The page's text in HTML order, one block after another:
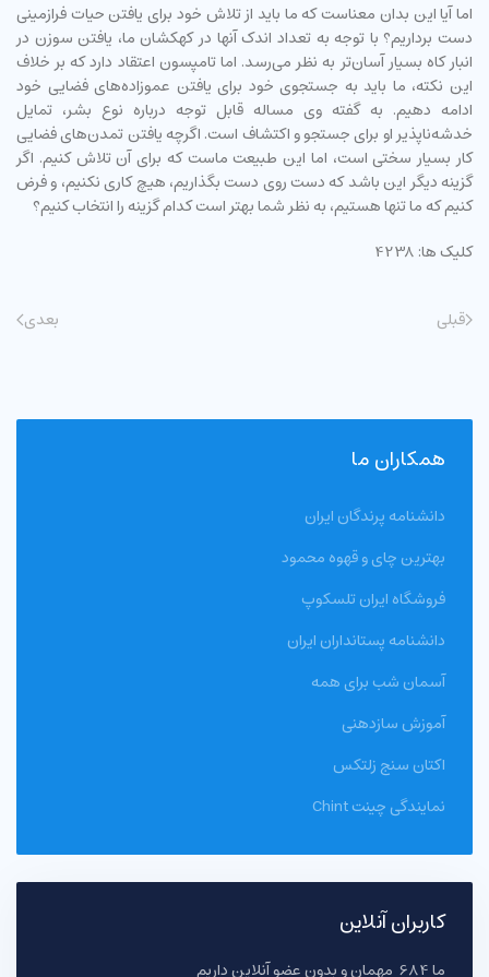
اما آیا این بدان معناست که ما باید از تلاش خود برای یافتن حیات فرازمینی
دست برداریم؟ با توجه به تعداد اندک آنها در کهکشان ما، یافتن سوزن در
انبار کاه بسیار آسان‌تر به نظر می‌رسد. اما تامپسون اعتقاد دارد که بر خلاف
این نکته، ما باید به جستجوی خود برای یافتن عموزاده‌های فضایی خود
ادامه دهیم. به گفته وی مساله قابل توجه درباره نوع بشر، تمایل
خدشه‌ناپذیر او برای جستجو و اکتشاف است. اگرچه یافتن تمدن‌های فضایی
کار بسیار سختی است، اما این طبیعت ماست که برای آن تلاش کنیم. اگر
گزینه دیگر این باشد که دست روی دست بگذاریم، هیچ کاری نکنیم، و فرض
کنیم که ما تنها هستیم، به نظر شما بهتر است کدام گزینه را انتخاب کنیم؟
کلیک ها: 4238
قبلی بعدی
همکاران ما
دانشنامه پرندگان ایران
بهترین چای و قهوه محمود
فروشگاه ایران تلسکوپ
دانشنامه پستانداران ایران
آسمان شب برای همه
آموزش سازدهنی
اکتان سنج زلتکس
نمایندگی چینت Chint
کاربران آنلاین
ما 684 مهمان و بدون عضو آنلاین داریم